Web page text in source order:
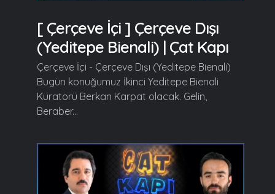
[ Çerçeve İçi ] Çerçeve Dışı
(Yeditepe Bienali) | Çat Kapı
Çerçeve İçi - Çerçeve Dışı (Yeditepe Bienali)
Bugün konuğumuz İkinci Yeditepe Bienali
Küratörü Berkan Karpat olacak. Gelin,
Beraber...